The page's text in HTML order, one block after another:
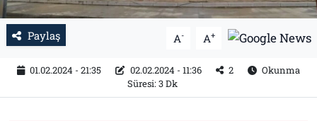
Paylaş A- A+
01.02.2024 - 21:35 02.02.2024 - 11:36 2
Okunma
Süresi: 3 Dk